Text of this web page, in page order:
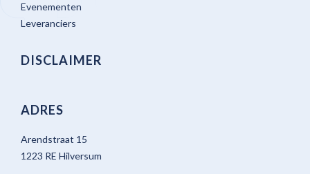
Evenementen
Leveranciers
DISCLAIMER
ADRES
Arendstraat 15
1223 RE Hilversum